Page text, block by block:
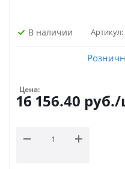
В наличии Артикул:
Цена:
16 156.40 руб./